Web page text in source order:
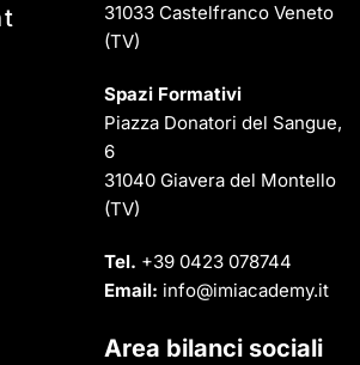
31033 Castelfranco Veneto
(TV)
Spazi Formativi
Piazza Donatori del Sangue,
6
31040 Giavera del Montello
(TV)
Tel. +39 0423 078744
Email: info@imiacademy.it
Area bilanci sociali